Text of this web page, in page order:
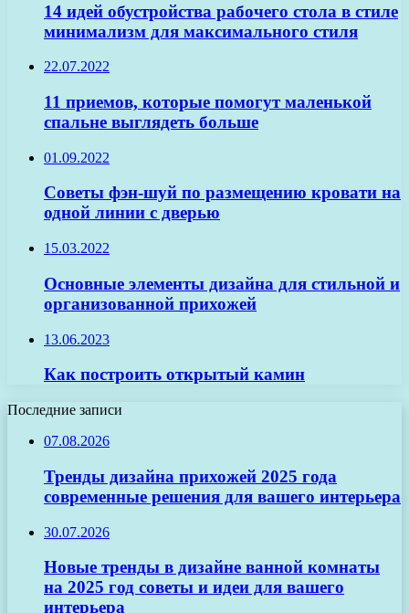
14 идей обустройства рабочего стола в стиле
минимализм для максимального стиля
22.07.2022
11 приемов, которые помогут маленькой
спальне выглядеть больше
01.09.2022
Советы фэн-шуй по размещению кровати на
одной линии с дверью
15.03.2022
Основные элементы дизайна для стильной и
организованной прихожей
13.06.2023
Как построить открытый камин
Последние записи
07.08.2026
Тренды дизайна прихожей 2025 года
современные решения для вашего интерьера
30.07.2026
Новые тренды в дизайне ванной комнаты
на 2025 год советы и идеи для вашего
интерьера